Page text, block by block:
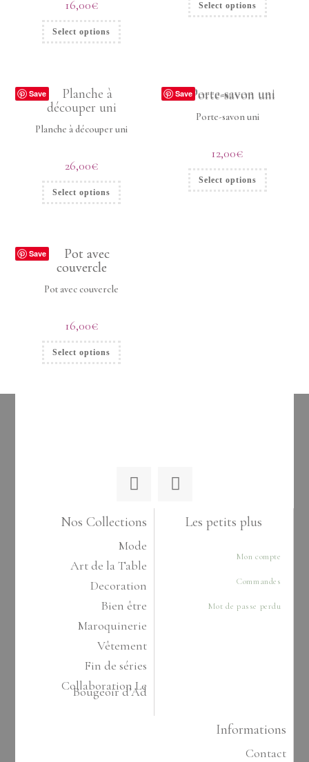
16,00€
Select options
Select options
Save
Planche à découper uni
26,00€
Select options
Save
Porte-savon uni
12,00€
Select options
Save
Pot avec couvercle
16,00€
Select options
Nos Collections
Mode
Art de la Table
Decoration
Bien être
Maroquinerie
Vêtement
Fin de séries
Collaboration Le
Bougeoir d’Ad
Les petits plus
Mon compte
Commandes
Mot de passe perdu
Informations
Contact